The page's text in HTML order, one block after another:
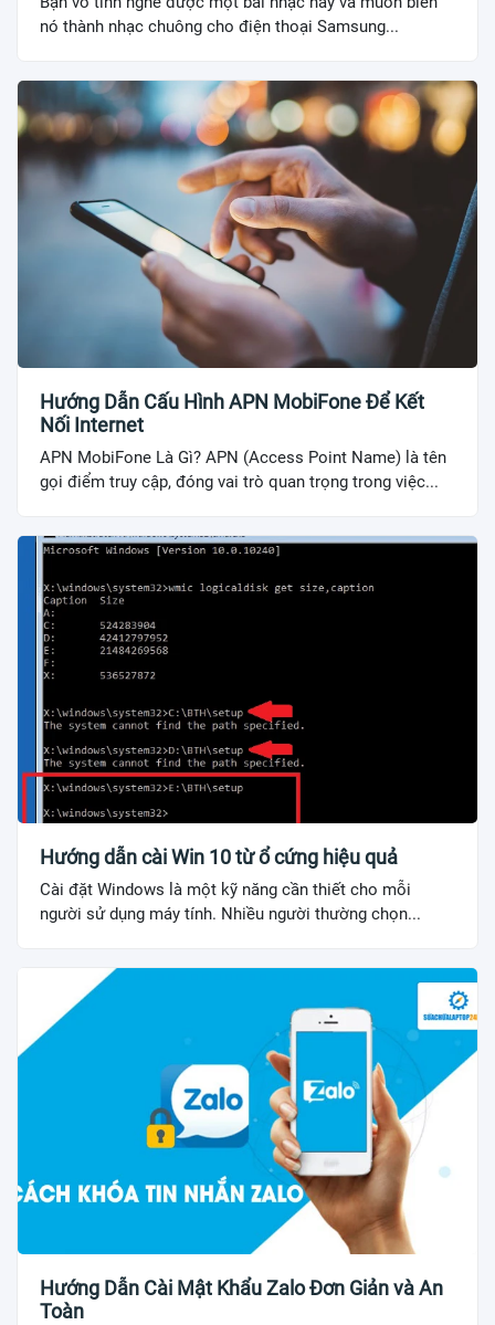
nó thành nhạc chuông cho điện thoại Samsung...
Hướng Dẫn Cấu Hình APN MobiFone Để Kết
Nối Internet
APN MobiFone Là Gì? APN (Access Point Name) là tên
gọi điểm truy cập, đóng vai trò quan trọng trong việc...
Hướng dẫn cài Win 10 từ ổ cứng hiệu quả
Cài đặt Windows là một kỹ năng cần thiết cho mỗi
người sử dụng máy tính. Nhiều người thường chọn...
Hướng Dẫn Cài Mật Khẩu Zalo Đơn Giản và An
Toàn